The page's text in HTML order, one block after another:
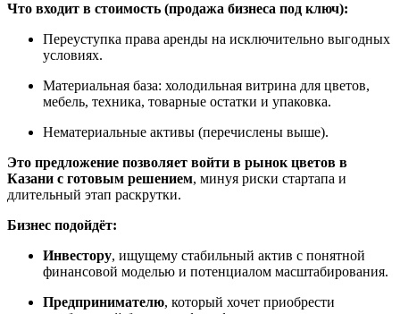
Что входит в стоимость (продажа бизнеса под ключ):
Переуступка права аренды на исключительно выгодных
условиях.
Материальная база: холодильная витрина для цветов,
мебель, техника, товарные остатки и упаковка.
Нематериальные активы (перечислены выше).
Это предложение позволяет войти в рынок цветов в
Казани с готовым решением, минуя риски стартапа и
длительный этап раскрутки.
Бизнес подойдёт:
Инвестору, ищущему стабильный актив с понятной
финансовой моделью и потенциалом масштабирования.
Предпринимателю, который хочет приобрести